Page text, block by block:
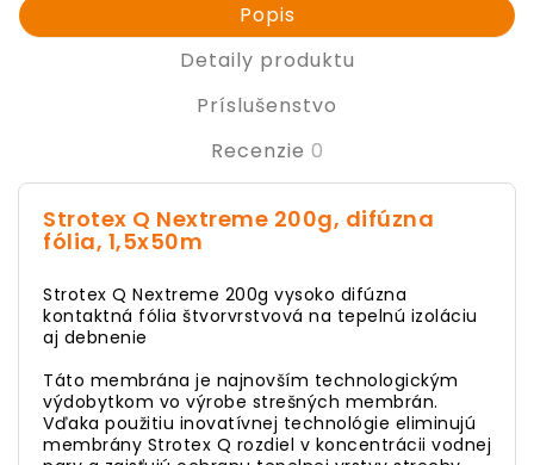
Popis
Detaily produktu
Príslušenstvo
Recenzie 0
Strotex Q Nextreme 200g, difúzna
fólia, 1,5x50m
Strotex Q Nextreme 200g vysoko difúzna
kontaktná fólia štvorvrstvová na tepelnú izoláciu
aj debnenie
Táto membrána je najnovším technologickým
výdobytkom vo výrobe strešných membrán.
Vďaka použitiu inovatívnej technológie eliminujú
membrány Strotex Q rozdiel v koncentrácii vodnej